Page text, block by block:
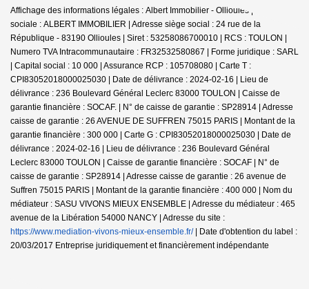
Affichage des informations légales : Albert Immobilier - Ollioules | Raison
sociale : ALBERT IMMOBILIER | Adresse siège social : 24 rue de la
République - 83190 Ollioules | Siret : 53258086700010 | RCS : TOULON |
Numero TVA Intracommunautaire : FR32532580867 | Forme juridique : SARL
| Capital social : 10 000 | Assurance RCP : 105708080 | Carte T :
CPI83052018000025030 | Date de délivrance : 2024-02-16 | Lieu de
délivrance : 236 Boulevard Général Leclerc 83000 TOULON | Caisse de
garantie financière : SOCAF. | N° de caisse de garantie : SP28914 | Adresse
caisse de garantie : 26 AVENUE DE SUFFREN 75015 PARIS | Montant de la
garantie financière : 300 000 | Carte G : CPI83052018000025030 | Date de
délivrance : 2024-02-16 | Lieu de délivrance : 236 Boulevard Général
Leclerc 83000 TOULON | Caisse de garantie financière : SOCAF | N° de
caisse de garantie : SP28914 | Adresse caisse de garantie : 26 avenue de
Suffren 75015 PARIS | Montant de la garantie financière : 400 000 | Nom du
médiateur : SASU VIVONS MIEUX ENSEMBLE | Adresse du médiateur : 465
avenue de la Libération 54000 NANCY | Adresse du site :
https://www.mediation-vivons-mieux-ensemble.fr/| Date d'obtention du label :
20/03/2017 Entreprise juridiquement et financièrement indépendante